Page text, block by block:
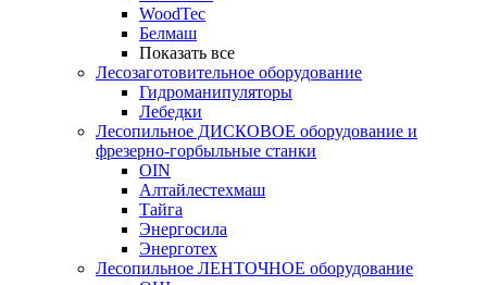
WoodTec
Белмаш
Показать все
Лесозаготовительное оборудование
Гидроманипуляторы
Лебедки
Лесопильное ДИСКОВОЕ оборудование и
фрезерно-горбыльные станки
OIN
Алтайлестехмаш
Тайга
Энергосила
Энерготех
Лесопильное ЛЕНТОЧНОЕ оборудование